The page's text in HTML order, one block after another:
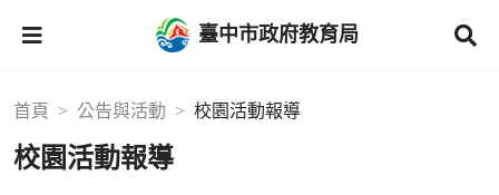
臺中市政府教育局
首頁 公告與活動 校園活動報導
校園活動報導